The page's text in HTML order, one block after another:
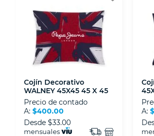
disposiciones legales y Códigos
Asociación Mexicana de Internet
- Nos encontramos en la lista de
de la Asociación de Internet.MX.
Cojín Decorativo
WALNEY 45X45 45 X 45
Precio de contado
A: $400.00
Desde $33.00
mensuales
A: